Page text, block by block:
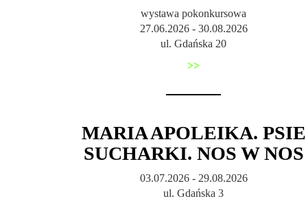
wystawa pokonkursowa
27.06.2026 - 30.08.2026
ul. Gdańska 20
>>
MARIA APOLEIKA. PSIE
SUCHARKI. NOS W NOS
03.07.2026 - 29.08.2026
ul. Gdańska 3